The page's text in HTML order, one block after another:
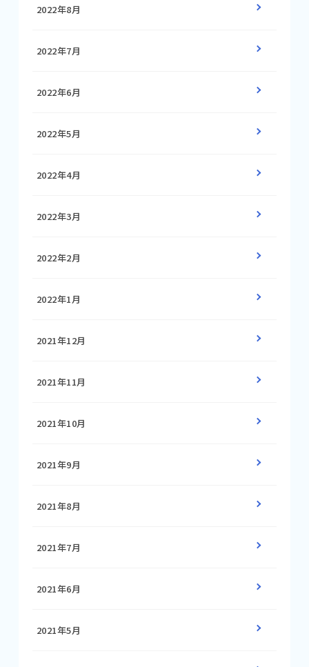
2022年8月
2022年7月
2022年6月
2022年5月
2022年4月
2022年3月
2022年2月
2022年1月
2021年12月
2021年11月
2021年10月
2021年9月
2021年8月
2021年7月
2021年6月
2021年5月